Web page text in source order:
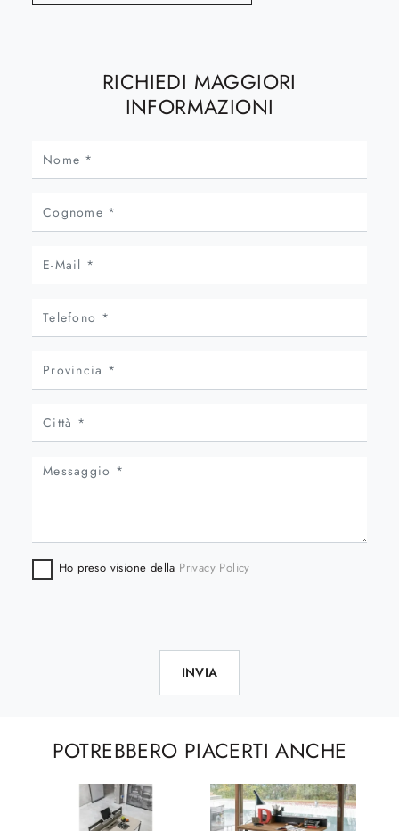
RICHIEDI MAGGIORI
INFORMAZIONI
Ho preso visione della Privacy Policy
INVIA
POTREBBERO PIACERTI ANCHE